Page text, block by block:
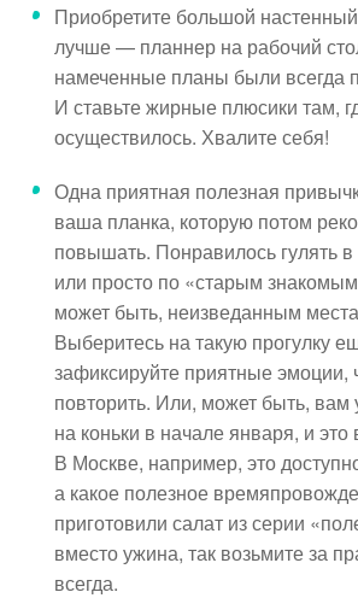
Приобретите большой
лучше — планнер на рабочий
намеченные планы были всегда
И ставьте жирные плюсики там,
осуществилось. Хвалите себя!
Одна приятная полезная
ваша планка, которую потом
повышать. Понравилось гулять в
или просто по «старым
может быть, неизведанным
Выберитесь на такую прогулку
зафиксируйте приятные эмоции,
повторить. Или, может быть, вам
на коньки в начале января, и это
В Москве, например, это
а какое полезное
приготовили салат из серии
вместо ужина, так возьмите за
всегда.